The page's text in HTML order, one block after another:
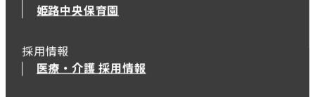
姫路中央保育園
採用情報
医療・介護 採用情報